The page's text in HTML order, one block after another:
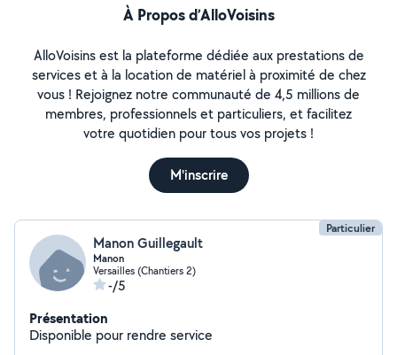
À Propos d’AlloVoisins
AlloVoisins est la plateforme dédiée aux prestations de
services et à la location de matériel à proximité de chez
vous ! Rejoignez notre communauté de 4,5 millions de
membres, professionnels et particuliers, et facilitez
votre quotidien pour tous vos projets !
M'inscrire
Particulier
Manon Guillegault
Manon
Versailles (Chantiers 2)
-/5
Présentation
Disponible pour rendre service